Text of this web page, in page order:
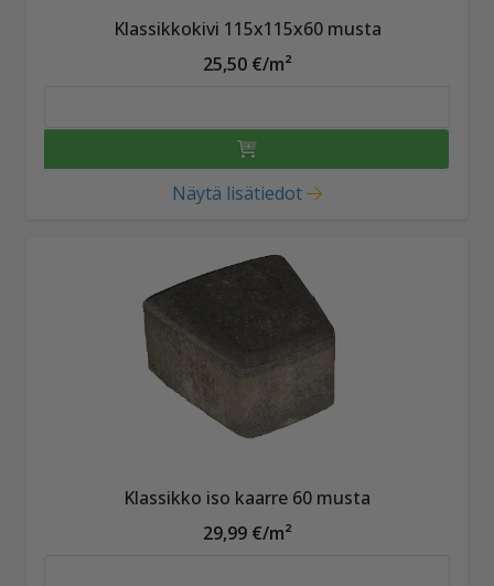
Klassikkokivi 115x115x60 musta
25,50 €/m²
Näytä lisätiedot
Klassikko iso kaarre 60 musta
29,99 €/m²